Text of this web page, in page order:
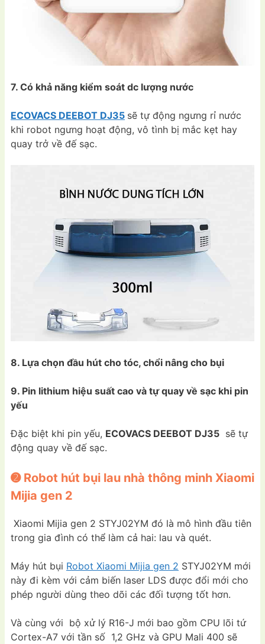
7. Có khả năng kiểm soát dc lượng nước
ECOVACS DEEBOT DJ35 sẽ tự động ngưng rỉ nước
khi robot ngưng hoạt động, vô tình bị mắc kẹt hay
quay trở về đế sạc.
8. Lựa chọn đầu hút cho tóc, chổi nâng cho bụi
9. Pin lithium hiệu suất cao và tự quay về sạc khi pin
yếu
Đặc biệt khi pin yếu, ECOVACS DEEBOT DJ35 sẽ tự
động quay về đế sạc.
➋ Robot hút bụi lau nhà thông minh Xiaomi
Mijia gen 2
Xiaomi Mijia gen 2 STYJ02YM đó là mô hình đầu tiên
trong gia đình có thể làm cả hai: lau và quét.
Máy hút bụi Robot Xiaomi Mijia gen 2 STYJ02YM mới
này đi kèm với cảm biến laser LDS được đổi mới cho
phép người dùng theo dõi các đối tượng tốt hơn.
Và cùng với bộ xử lý R16-J mới bao gồm CPU lõi tứ
Cortex-A7 với tần số 1,2 GHz và GPU Mali 400 sẽ